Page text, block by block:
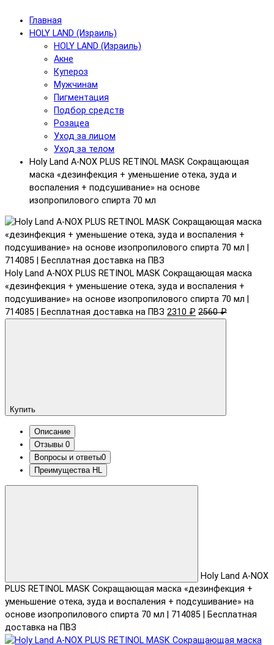
Главная
HOLY LAND (Израиль)
HOLY LAND (Израиль)
Акне
Купероз
Мужчинам
Пигментация
Подбор средств
Розацеа
Уход за лицом
Уход за телом
Holy Land A-NOX PLUS RETINOL MASK Сокращающая
маска «дезинфекция + уменьшение отека, зуда и
воспаления + подсушивание» на основе
изопропилового спирта 70 мл
Holy Land A-NOX PLUS RETINOL MASK Сокращающая маска
«дезинфекция + уменьшение отека, зуда и воспаления +
подсушивание» на основе изопропилового спирта 70 мл |
714085 | Бесплатная доставка на ПВЗ 2310 ₽ 2560 ₽
Купить
Описание
Отзывы 0
Вопросы и ответы0
Преимущества HL
Holy Land A-NOX
PLUS RETINOL MASK Сокращающая маска «дезинфекция +
уменьшение отека, зуда и воспаления + подсушивание» на
основе изопропилового спирта 70 мл | 714085 | Бесплатная
доставка на ПВЗ